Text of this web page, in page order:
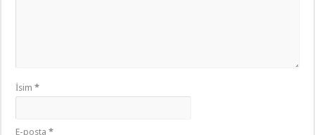
İsim*
E-posta*